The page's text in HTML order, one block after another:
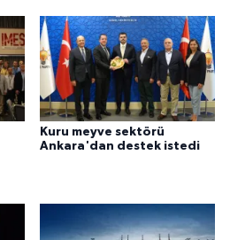
Kuru meyve sektörü
Ankara'dan destek istedi